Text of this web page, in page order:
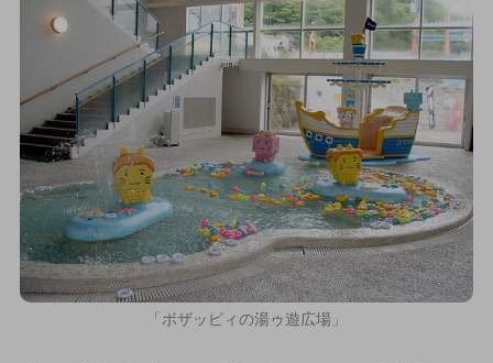
「ボザッピィの湯ゥ遊広場」